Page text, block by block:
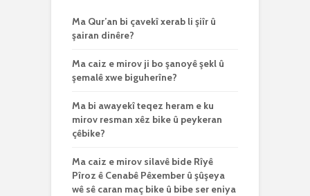
Ma Qur’an bi çavekî xerab li şiîr û
şairan dinêre?
Ma caiz e mirov ji bo şanoyê şekl û
şemalê xwe biguherîne?
Ma bi awayekî teqez heram e ku
mirov resman xêz bike û peykeran
çêbike?
Ma caiz e mirov silavê bide Rîyê
Pîroz ê Cenabê Pêxember û şûşeya
wê sê caran maç bike û bibe ser eniya